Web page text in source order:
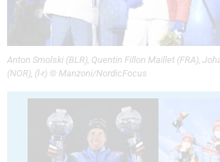
Anton Smolski (BLR), Quentin Fillon Maillet (FRA),
(NOR), (l-r) © Manzoni/NordicFocus